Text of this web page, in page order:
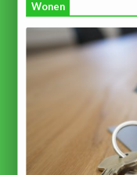
Wonen